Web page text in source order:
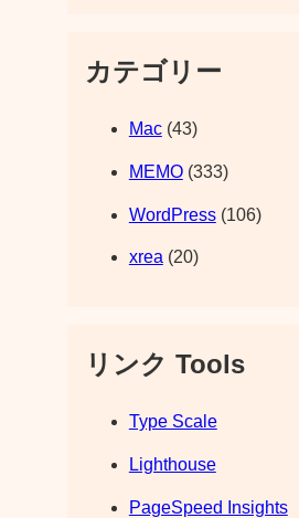
カテゴリー
Mac(43)
MEMO(333)
WordPress(106)
xrea(20)
リンク Tools
Type Scale
Lighthouse
PageSpeed Insights